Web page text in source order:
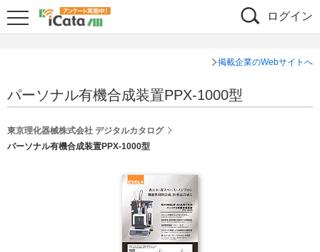
ログイン
掲載企業のWebサイトへ
パーソナル有機合成装置PPX-1000型
東京理化器械株式会社 デジタルカタログ
パーソナル有機合成装置PPX-1000型